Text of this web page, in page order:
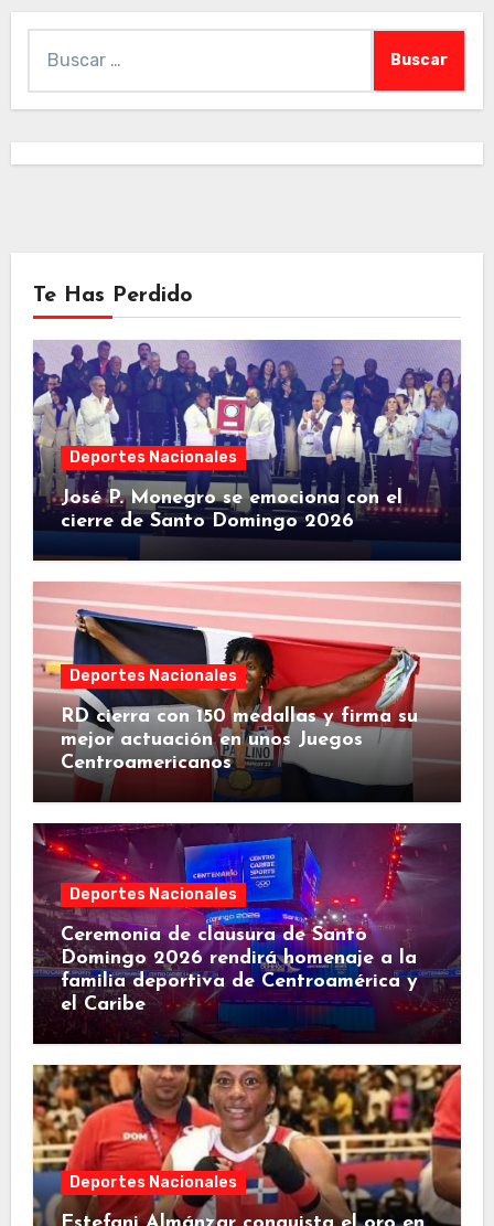
Te Has Perdido
Deportes Nacionales
José P. Monegro se emociona con el
cierre de Santo Domingo 2026
Deportes Nacionales
RD cierra con 150 medallas y firma su
mejor actuación en unos Juegos
Centroamericanos
Deportes Nacionales
Ceremonia de clausura de Santo
Domingo 2026 rendirá homenaje a la
familia deportiva de Centroamérica y
el Caribe
Deportes Nacionales